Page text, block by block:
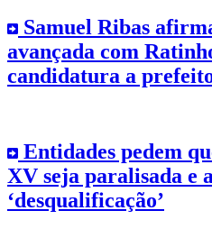
Samuel Ribas
avançada com
candidatura a
Entidades pedem
XV seja paralisada e
‘desqualificação’